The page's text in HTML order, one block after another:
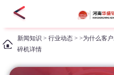
新闻知识 >行业动态 > >为什么客
碎机详情